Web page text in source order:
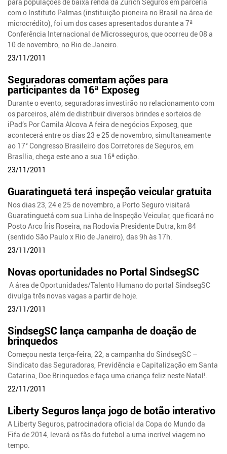
com o Instituto Palmas (instituição pioneira no Brasil na área de
microcrédito), foi um dos cases apresentados durante a 7ª
Conferência Internacional de Microsseguros, que ocorreu de 08 a
10 de novembro, no Rio de Janeiro.
23/11/2011
Seguradoras comentam ações para
participantes da 16ª Exposeg
Durante o evento, seguradoras investirão no relacionamento com
os parceiros, além de distribuir diversos brindes e sorteios de
iPad’s Por Camila Alcova A feira de negócios Exposeg, que
acontecerá entre os dias 23 e 25 de novembro, simultaneamente
ao 17° Congresso Brasileiro dos Corretores de Seguros, em
Brasília, chega este ano a sua 16ª edição.
23/11/2011
Guaratinguetá terá inspeção veicular gratuita
Nos dias 23, 24 e 25 de novembro, a Porto Seguro visitará
Guaratinguetá com sua Linha de Inspeção Veicular, que ficará no
Posto Arco Íris Roseira, na Rodovia Presidente Dutra, km 84
(sentido São Paulo x Rio de Janeiro), das 9h às 17h.
23/11/2011
Novas oportunidades no Portal SindsegSC
A área de Oportunidades/Talento Humano do portal SindsegSC
divulga três novas vagas a partir de hoje.
23/11/2011
SindsegSC lança campanha de doação de
brinquedos
Começou nesta terça-feira, 22, a campanha do SindsegSC –
Sindicato das Seguradoras, Previdência e Capitalização em Santa
Catarina, Doe Brinquedos e faça uma criança feliz neste Natal!.
22/11/2011
Liberty Seguros lança jogo de botão interativo
A Liberty Seguros, patrocinadora oficial da Copa do Mundo da
Fifa de 2014, levará os fãs do futebol a uma incrível viagem no
tempo.